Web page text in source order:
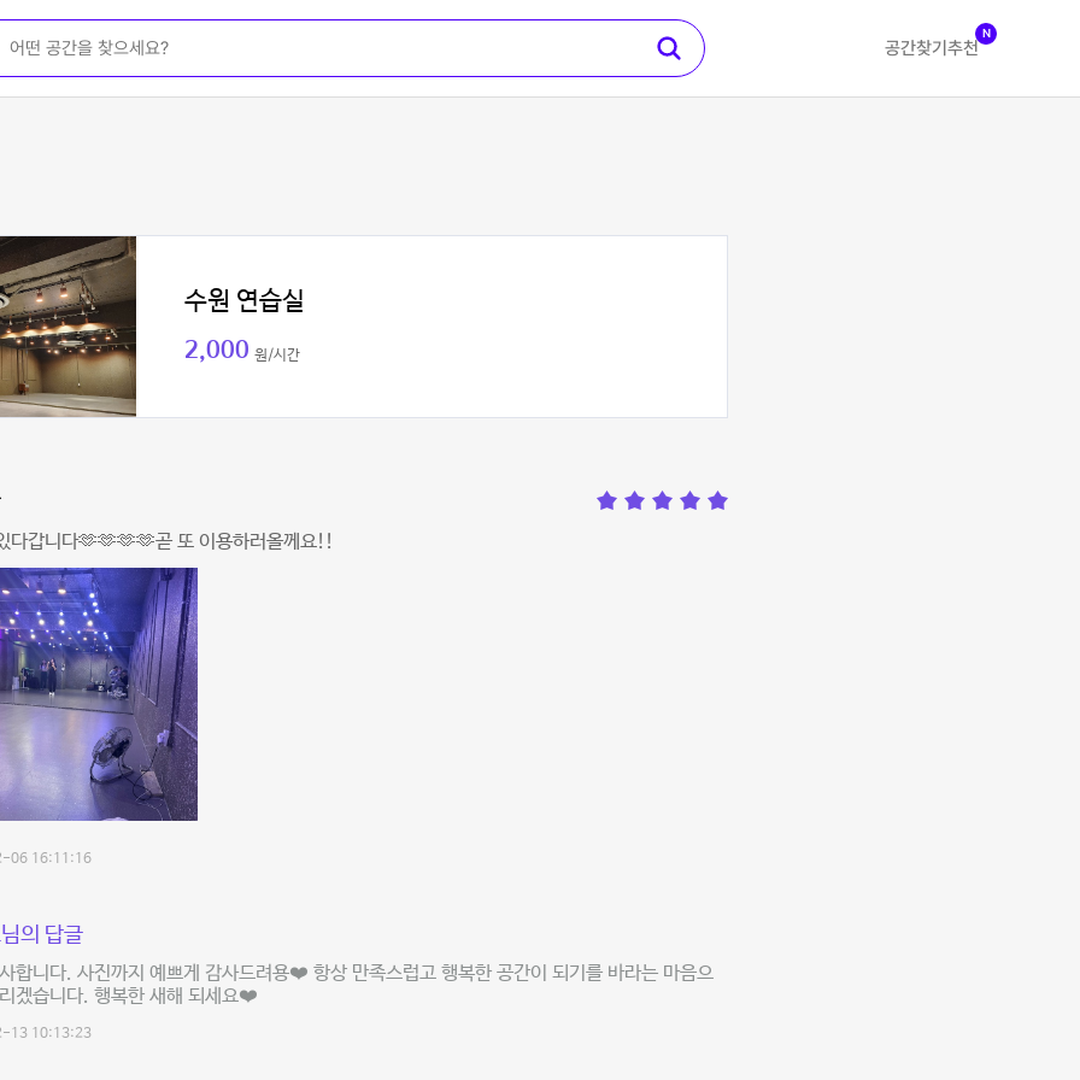
공간찾기 추천
N
수원 연습실
2,000 원/시간
다갑니다🫶🫶🫶🫶곧 또 이용하러올께요!!
06 16:11:16
의 답글
합니다. 사진까지 예쁘게 감사드려용❤️ 항상 만족스럽고 행복한 공간이 되기를 바라는 마음으
겠습니다. 행복한 새해 되세요❤️
13 10:13:23